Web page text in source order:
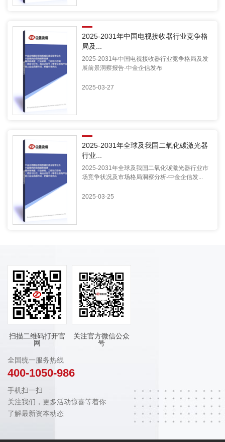
2025-2031年中国电视接收器行业竞争格
局及...
2025-2031年中国电视接收器行业竞争格局及发
展前景洞察报告-中金企信发布
2025-03-27
2025-2031年全球及我国二氧化碳激光器
行业...
2025-2031年全球及我国二氧化碳激光器行业市
场竞争状况及市场格局洞察分析-中金企信发...
2025-03-25
扫描二维码打开官
网
关注官方微信公众
号
全国统一服务热线
400-1050-986
手机扫一扫
关注我们，更多活动惊喜等着你
了解最新资本动态